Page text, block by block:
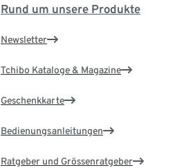
Rund um unsere Produkte
Newsletter
Tchibo Kataloge & Magazine
Geschenkkarte
Bedienungsanleitungen
Ratgeber und Grössenratgeber